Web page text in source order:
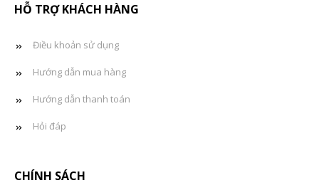
HỖ TRỢ KHÁCH HÀNG
Điều khoản sử dụng
Hướng dẫn mua hàng
Hướng dẫn thanh toán
Hỏi đáp
CHÍNH SÁCH